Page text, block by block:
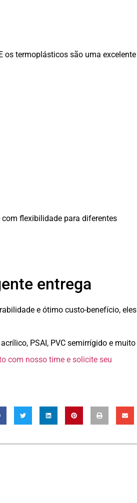
os termoplásticos são uma excelente
flexibilidade para diferentes
entrega
e ótimo custo-benefício, eles
PSAI, PVC semirrígido e muito
com nosso time e solicite seu